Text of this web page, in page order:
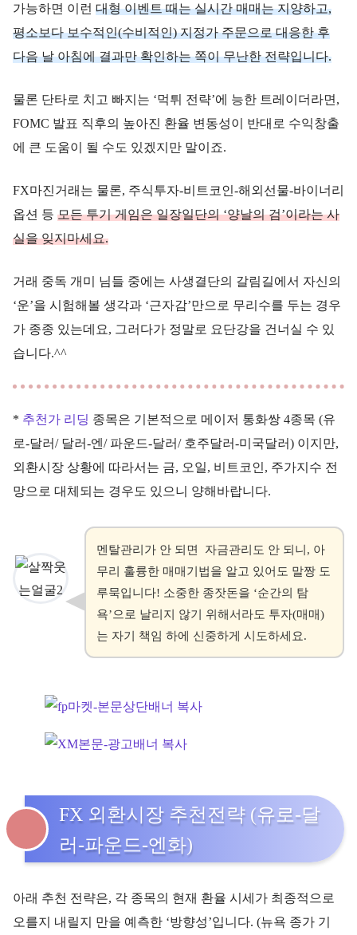
가능하면 이런 대형 이벤트 때는 실시간 매매는 지양하고,
평소보다 보수적인(수비적인) 지정가 주문으로 대응한 후
다음 날 아침에 결과만 확인하는 쪽이 무난한 전략입니다.
물론 단타로 치고 빠지는 ‘먹튀 전략’에 능한 트레이더라면,
FOMC 발표 직후의 높아진 환율 변동성이 반대로 수익창출
에 큰 도움이 될 수도 있겠지만 말이죠.
FX마진거래는 물론, 주식투자-비트코인-해외선물-바이너리
옵션 등 모든 투기 게임은 일장일단의 ‘양날의 검’이라는 사
실을 잊지마세요.
거래 중독 개미 님들 중에는 사생결단의 갈림길에서 자신의
‘운’을 시험해볼 생각과 ‘근자감’만으로 무리수를 두는 경우
가 종종 있는데요, 그러다가 정말로 요단강을 건너실 수 있
습니다.^^
* 추천가 리딩 종목은 기본적으로 메이저 통화쌍 4종목 (유
로-달러/ 달러-엔/ 파운드-달러/ 호주달러-미국달러) 이지만,
외환시장 상황에 따라서는 금, 오일, 비트코인, 주가지수 전
망으로 대체되는 경우도 있으니 양해바랍니다.
멘탈관리가 안 되면 자금관리도 안 되니, 아
무리 훌륭한 매매기법을 알고 있어도 말짱 도
루묵입니다! 소중한 종잣돈을 ‘순간의 탐
욕’으로 날리지 않기 위해서라도 투자(매매)
는 자기 책임 하에 신중하게 시도하세요.
FX 외환시장 추천전략 (유로-달
러-파운드-엔화)
아래 추천 전략은, 각 종목의 현재 환율 시세가 최종적으로
오를지 내릴지 만을 예측한 ‘방향성’입니다. (뉴욕 종가 기